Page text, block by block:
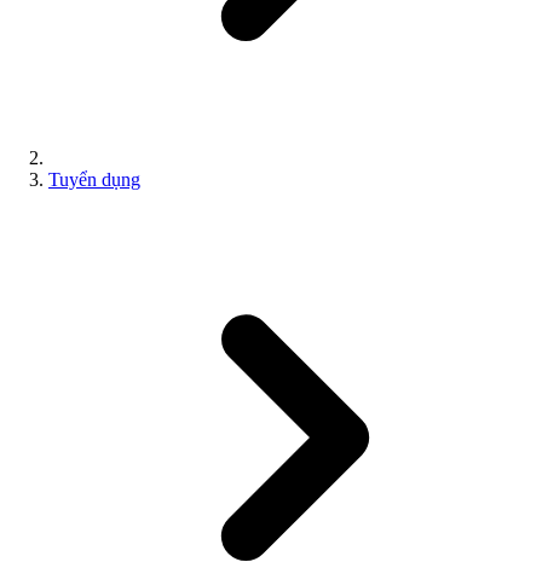
Tuyển dụng